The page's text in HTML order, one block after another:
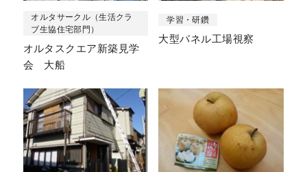
オルタサークル（生活クラ
ブ生協住宅部門）
オルタスクエア新築見学
会 大船
学習・研鑽
大型パネル工場視察